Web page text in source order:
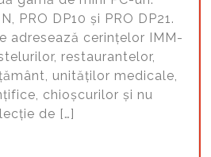
PRO DP10 și PRO DP21.
adresează cerințelor IMM-
restaurantelor,
unităților medicale,
chioșcurilor și nu
de […]